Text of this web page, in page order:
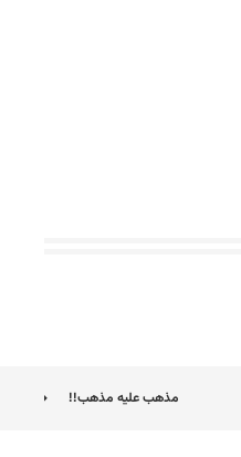
مذهب علیه مذهب!!